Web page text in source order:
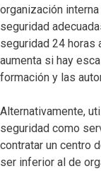
organización
seguridad
seguridad 24 horas
aumenta si hay
formación y las
Alternativamente,
seguridad como
contratar un centro
ser inferior al de